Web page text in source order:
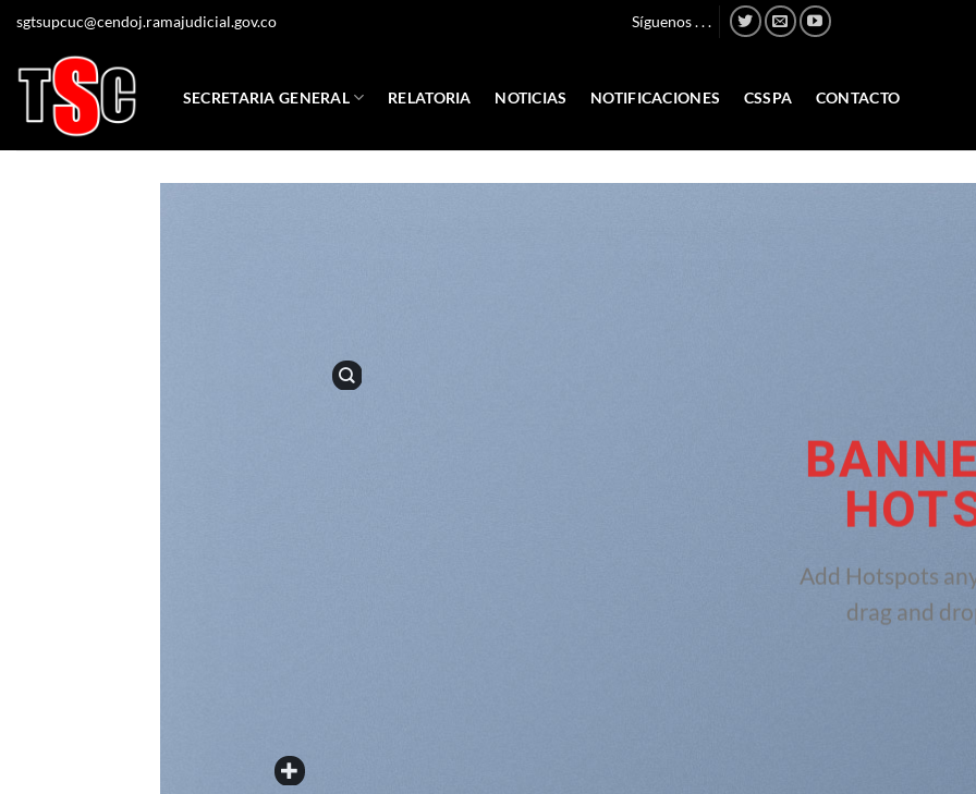
Saltar
contenido
sgtsupcuc@cendoj.ramajudicial.gov.co Síguenos . . .
SECRETARIA GENERAL RELATORIA NOTICIAS NOTIFICACIONES CSSPA CONTACTO
Add Hotspots
drag and